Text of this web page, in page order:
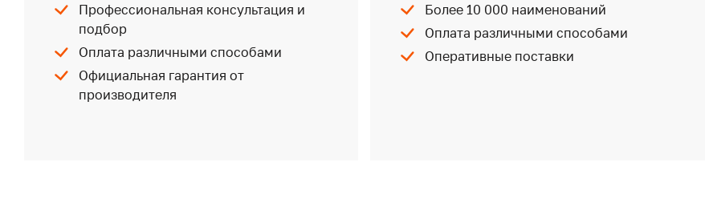
Профессиональная консультация и
подбор
Оплата различными способами
Официальная гарантия от
производителя
Более 10 000 наименований
Оплата различными способами
Оперативные поставки